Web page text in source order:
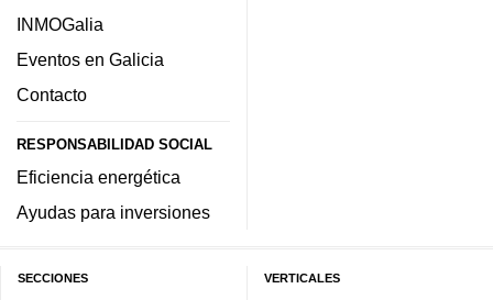
INMOGalia
Eventos en Galicia
Contacto
RESPONSABILIDAD SOCIAL
Eficiencia energética
Ayudas para inversiones
SECCIONES VERTICALES